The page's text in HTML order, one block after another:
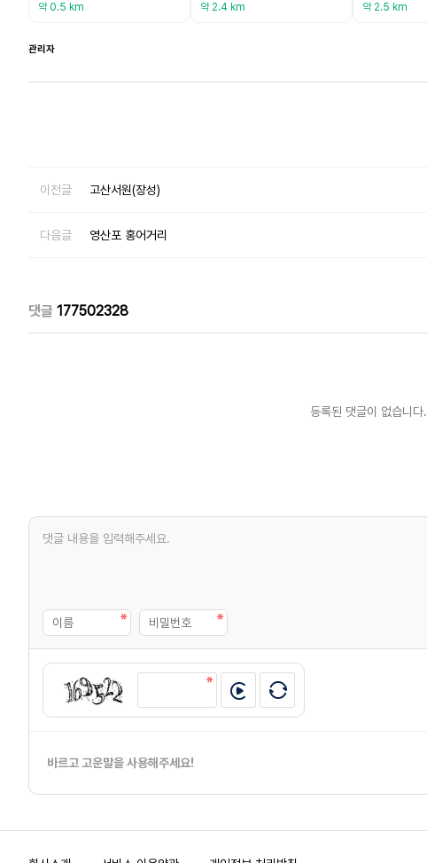
약 0.5 km
약 2.4 km
약 2.5 km
관리자
이전글 고산서원(장성)
다음글 영산포 홍어거리
댓글 177502328
등록된 댓글이 없습니다.
바르고 고운말을 사용해주세요!